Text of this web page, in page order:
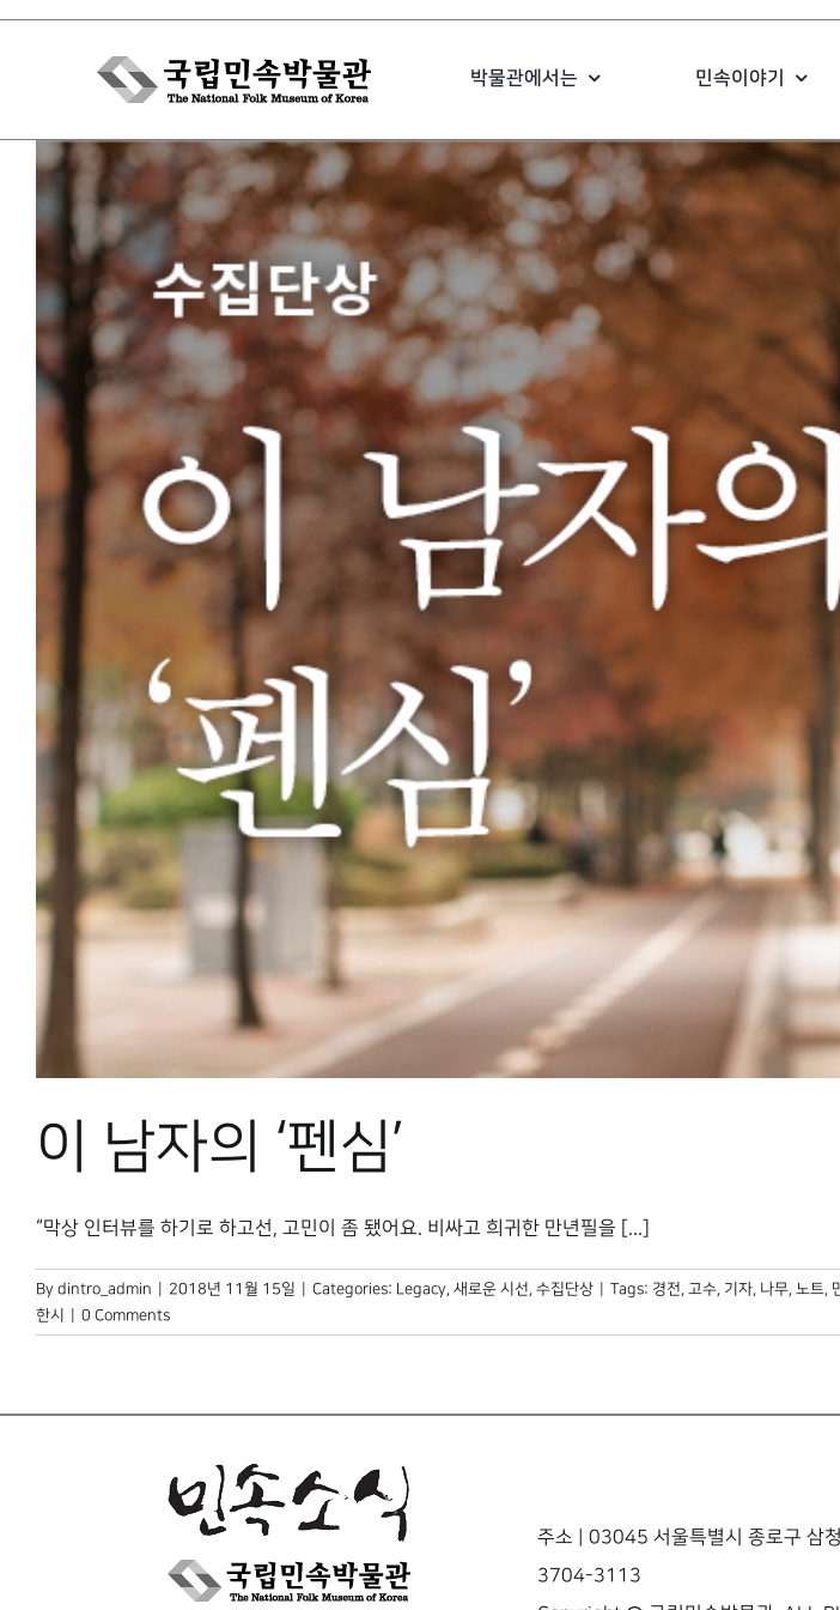
Skip
박물관에서는 민속이야기
이 남자의 ‘펜심’
“막상 인터뷰를 하기로 하고선, 고민이 좀 됐어요. 비싸고 희귀한 만년필을 [...]
By dintro_admin 2018년 11월 15일 Categories: Legacy, 새로운 시선, 수집단상 Tags: 경전, 고수, 기자, 나무, 노트,
한시
0 Comments
주소 | 03045 서울특별시 종로구
3704-3113